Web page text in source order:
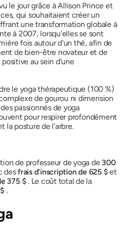
le jour grâce à Allison Prince et
qui souhaitaient créer un
une transformation globale à
à 2007, lorsqu'elles se sont
fois autour d'un thé, afin de
de bien-être novateur et de
au sein d'une
le yoga thérapeutique (100 %)
de gourou ni dimension
passionnés de yoga
pour respirer profondément
la posture de l'arbre.
de professeur de yoga de 300
desfrais d'inscription de 625 $et
375 $. Le coût total de la
.